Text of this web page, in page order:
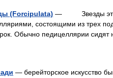
(Forcipulata) — Звезды этого
состоящими из трех
Обычно педицеллярии сидят
— берейторское искусство